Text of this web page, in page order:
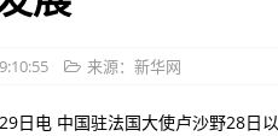
来源：新华网
日电 中国驻法国大使卢沙野28日